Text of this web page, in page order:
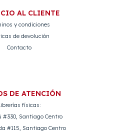
AL CLIENTE
y condiciones
de devolución
Contacto
DE ATENCIÓN
físicas:
#330, Santiago Centro
#115, Santiago Centro